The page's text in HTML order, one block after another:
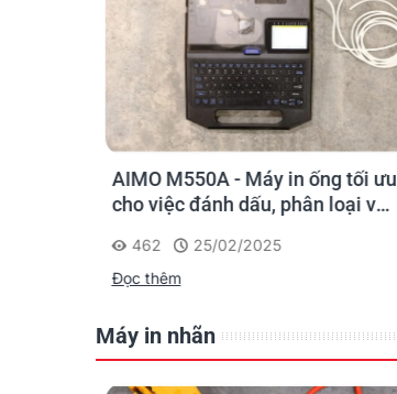
AIMO M550A - Máy in ống tối ưu
cho việc đánh dấu, phân loại và
462
25/02/2025
Đọc thêm
Máy in nhãn